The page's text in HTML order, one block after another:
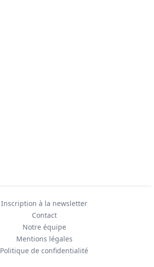
Inscription à la newsletter
Contact
Notre équipe
Mentions légales
Politique de confidentialité